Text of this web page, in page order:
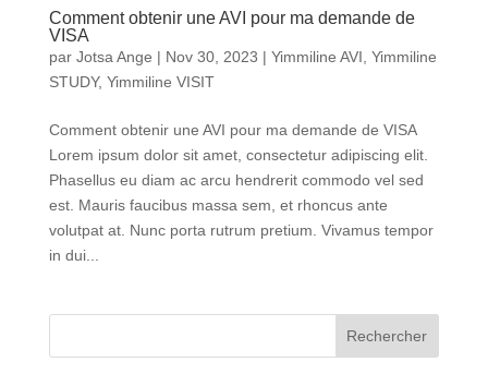
Comment obtenir une AVI pour ma demande de
VISA
par Jotsa Ange | Nov 30, 2023 | Yimmiline AVI Yimmiline
STUDY, Yimmiline VISIT
Comment obtenir une AVI pour ma demande de VISA
Lorem ipsum dolor sit amet, consectetur adipiscing elit.
Phasellus eu diam ac arcu hendrerit commodo vel sed
est. Mauris faucibus massa sem, et rhoncus ante
volutpat at. Nunc porta rutrum pretium. Vivamus tempor
in dui...
Rechercher